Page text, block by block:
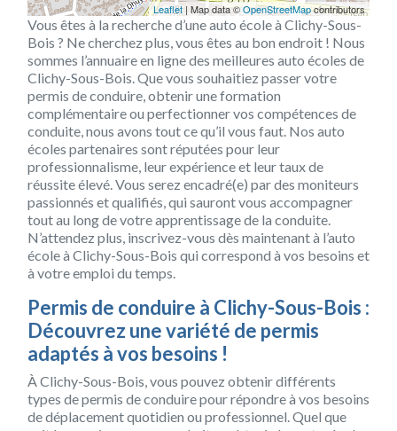
Leaflet | Map data ©OpenStreetMapcontributors
Vous êtes à la recherche d’une auto école à Clichy-Sous-
Bois ? Ne cherchez plus, vous êtes au bon endroit ! Nous
sommes l’annuaire en ligne des meilleures auto écoles de
Clichy-Sous-Bois. Que vous souhaitiez passer votre
permis de conduire, obtenir une formation
complémentaire ou perfectionner vos compétences de
conduite, nous avons tout ce qu’il vous faut. Nos auto
écoles partenaires sont réputées pour leur
professionnalisme, leur expérience et leur taux de
réussite élevé. Vous serez encadré(e) par des moniteurs
passionnés et qualifiés, qui sauront vous accompagner
tout au long de votre apprentissage de la conduite.
N’attendez plus, inscrivez-vous dès maintenant à l’auto
école à Clichy-Sous-Bois qui correspond à vos besoins et
à votre emploi du temps.
Permis de conduire à Clichy-Sous-Bois :
Découvrez une variété de permis
adaptés à vos besoins !
À Clichy-Sous-Bois, vous pouvez obtenir différents
types de permis de conduire pour répondre à vos besoins
de déplacement quotidien ou professionnel. Quel que